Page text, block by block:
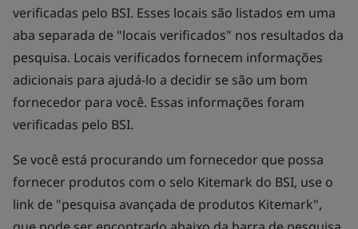
verificadas pelo BSI. Esses locais são listados em uma
aba separada de "locais verificados" nos resultados da
pesquisa. Locais verificados fornecem informações
adicionais para ajudá-lo a decidir se são um bom
fornecedor para você. Essas informações foram
verificadas pelo BSI.
Se você está procurando um fornecedor que possa
fornecer produtos com o selo Kitemark do BSI, use o
link de "pesquisa avançada de produtos Kitemark",